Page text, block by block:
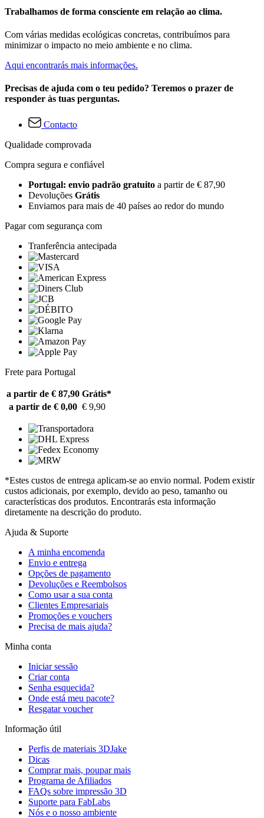
Trabalhamos de forma consciente em relação ao clima.
Com várias medidas ecológicas concretas, contribuímos para
minimizar o impacto no meio ambiente e no clima.
Aqui encontrarás mais informações.
Precisas de ajuda com o teu pedido? Teremos o prazer de
responder às tuas perguntas.
Contacto
Qualidade comprovada
Compra segura e confiável
Portugal: envio padrão gratuito a partir de € 87,90
Devoluções Grátis
Enviamos para mais de 40 países ao redor do mundo
Pagar com segurança com
Tranferência antecipada
Frete para Portugal
a partir de € 87,90 Grátis*
a partir de € 0,00 € 9,90
*Estes custos de entrega aplicam-se ao envio normal. Podem existir
custos adicionais, por exemplo, devido ao peso, tamanho ou
características dos produtos. Encontrarás esta informação
diretamente na descrição do produto.
Ajuda & Suporte
A minha encomenda
Envio e entrega
Opções de pagamento
Devoluções e Reembolsos
Como usar a sua conta
Clientes Empresariais
Promoções e vouchers
Precisa de mais ajuda?
Minha conta
Iniciar sessão
Criar conta
Senha esquecida?
Onde está meu pacote?
Resgatar voucher
Informação útil
Perfis de materiais 3DJake
Dicas
Comprar mais, poupar mais
Programa de Afiliados
FAQs sobre impressão 3D
Suporte para FabLabs
Nós e o nosso ambiente